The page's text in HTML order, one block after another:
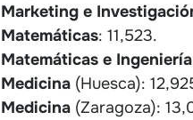
Marketing e
Matemáticas: 11,523.
Matemáticas e
Medicina (Huesca):
Medicina (Zaragoza):